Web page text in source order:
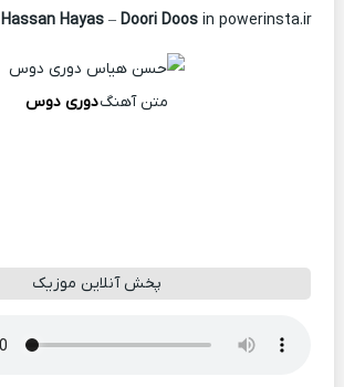
Download Music
Hassan Hayas– Doori Doos in powerinsta.ir
متن آهنگدوری دوس
پخش آنلاین موزیک